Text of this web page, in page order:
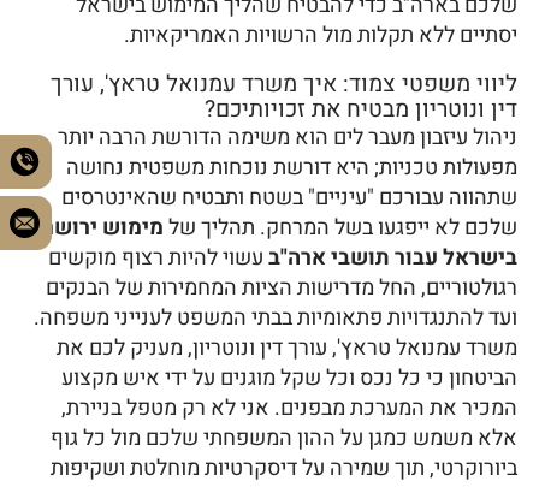
יסתיים ללא תקלות מול הרשויות האמריקאיות.
ליווי משפטי צמוד: איך משרד עמנואל טראץ', עורך
דין ונוטריון מבטיח את זכויותיכם?
ניהול עיזבון מעבר לים הוא משימה הדורשת הרבה יותר
מפעולות טכניות; היא דורשת נוכחות משפטית נחושה
שתהווה עבורכם "עיניים" בשטח ותבטיח שהאינטרסים
שלכם לא ייפגעו בשל המרחק. תהליך שלמימוש ירושה
בישראל עבור תושבי ארה"בעשוי להיות רצוף מוקשים
רגולטוריים, החל מדרישות הציות המחמירות של הבנקים
ועד להתנגדויות פתאומיות בבתי המשפט לענייני משפחה.
משרד עמנואל טראץ', עורך דין ונוטריון, מעניק לכם את
הביטחון כי כל נכס וכל שקל מוגנים על ידי איש מקצוע
המכיר את המערכת מבפנים. אני לא רק מטפל בניירת,
אלא משמש כמגן על ההון המשפחתי שלכם מול כל גוף
ביורוקרטי, תוך שמירה על דיסקרטיות מוחלטת ושקיפות